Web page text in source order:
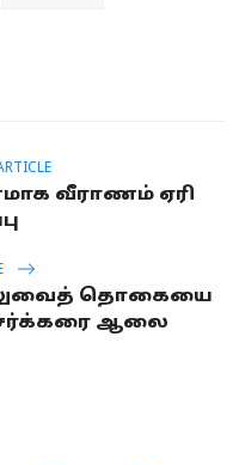
வீராணம் ஏரி
தொகையை
ஆலை